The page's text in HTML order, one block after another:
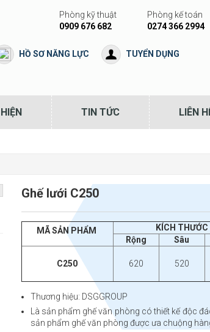
Phòng kỹ thuật
0909 676 682
Phòng kế toán
0274 366 2994
HỒ SƠ NĂNG LỰC TUYỂN DỤNG
TIN TỨC LIÊN
Ghế lưới C250
MÃ SẢN PHẨM
KÍCH THƯỚC
Rộng
Sâu
C250 620 520
Thương hiệu: DSGGROUP
Là sản phẩm ghế văn phòng có thiết kế độc
sản phẩm ghế văn phòng được ưa chuộng